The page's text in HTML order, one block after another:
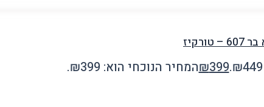
– טורקיז
₪399 המחיר הנוכחי הוא: ₪399.